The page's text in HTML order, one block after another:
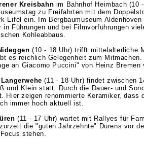
Kreisbahn im Bahnhof Heimbach (10
zu Freifahrten mit dem
Eifel ein. Im Bergbaumuseum Aldenhoven
in Führungen und bei Filmvorführungen
Kohleabbaus.
(10 - 18 Uhr) trifft mittelalterliche
es reichlich Gelegenheit zum Mitmachen.
an Giacomo Puccini" von Heinz Bremen
(11 - 18 Uhr) findet zwischen
und Klein statt. Durch die Dauer- und
Hier zeigen renommierte Keramiker, dass
immer hoch aktuell ist.
(11 - 17 Uhr) wartet mit Rallyes für
die "guten Jahrzehnte" Dürens vor
stehen.